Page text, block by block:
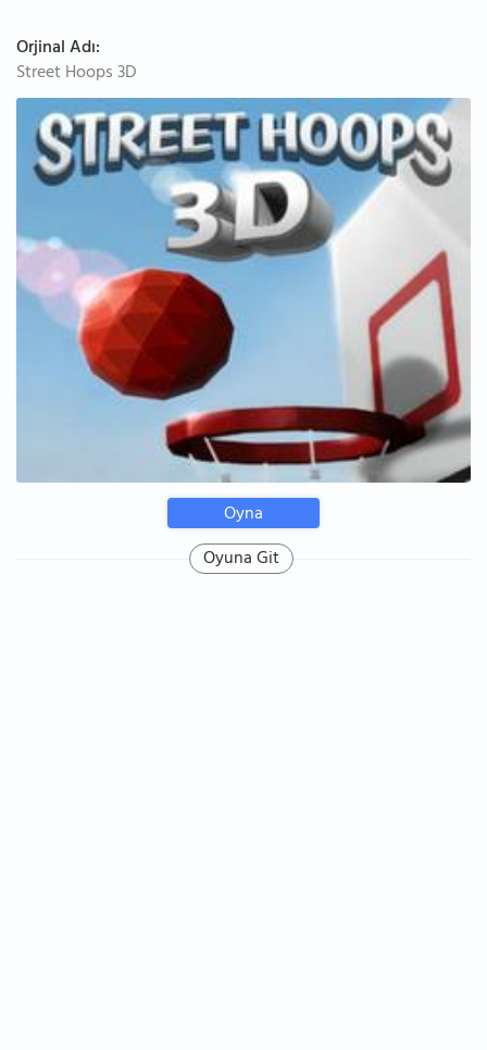
Orjinal Adı:
Street Hoops 3D
Oyna
Oyuna Git